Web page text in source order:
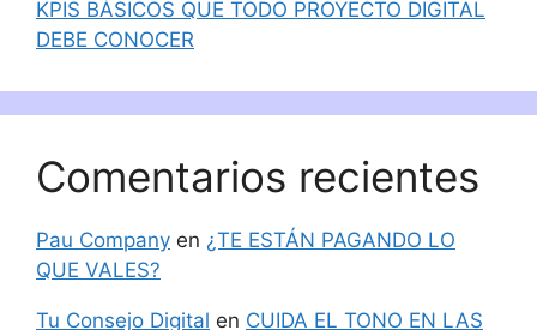
KPIS BÁSICOS QUE TODO PROYECTO DIGITAL
DEBE CONOCER
Comentarios recientes
Pau Company en ¿TE ESTÁN PAGANDO LO
QUE VALES?
Tu Consejo Digital en CUIDA EL TONO EN LAS